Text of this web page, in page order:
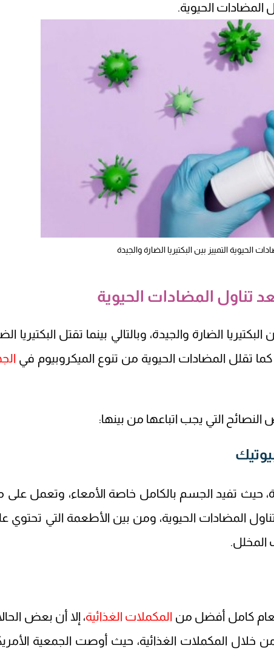
المضادات الحيوية.
الحيوية التمييز بين البكتيريا الضارة والجيدة
تناول المضادات الحيوية
الضارة والجيدة، وبالتالي بينما تقتل البكتيريا
كما تقلل المضادات الحيوية من تنوع الميكروبيوم في
النصائح التي يجب اتباعها من بينها:
حيث تفيد الجسم بالكامل خاصة الأمعاء، وتعمل على
المضادات الحيوية، ومن بين الأطعمة التي تحتوي
المخلل.
كامل أفضل من المكملات الغذائية، إلا أن بعض
خلال المكملات الغذائية، حيث أوصت الجمعية